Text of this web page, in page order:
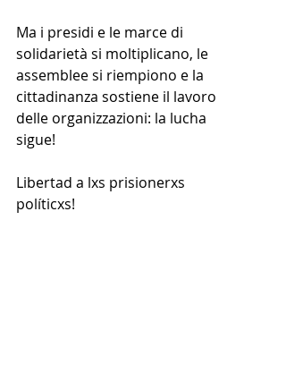
Ma i presidi e le marce di
solidarietà si moltiplicano, le
assemblee si riempiono e la
cittadinanza sostiene il lavoro
delle organizzazioni: la lucha
sigue!
Libertad a lxs prisionerxs
políticxs!